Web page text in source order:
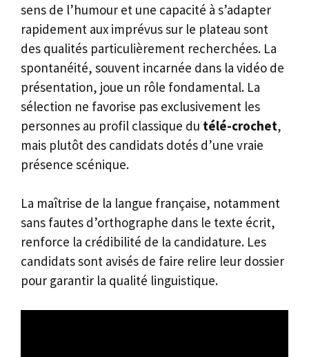
sens de l’humour et une capacité à s’adapter
rapidement aux imprévus sur le plateau sont
des qualités particulièrement recherchées. La
spontanéité, souvent incarnée dans la vidéo de
présentation, joue un rôle fondamental. La
sélection ne favorise pas exclusivement les
personnes au profil classique du télé-crochet,
mais plutôt des candidats dotés d’une vraie
présence scénique.
La maîtrise de la langue française, notamment
sans fautes d’orthographe dans le texte écrit,
renforce la crédibilité de la candidature. Les
candidats sont avisés de faire relire leur dossier
pour garantir la qualité linguistique.